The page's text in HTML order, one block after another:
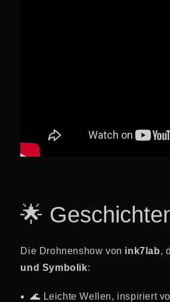
🌟
Die Drohnenshow von ink7lab,
und Symbolik:
🌊 Leichte Wellen, inspiriert